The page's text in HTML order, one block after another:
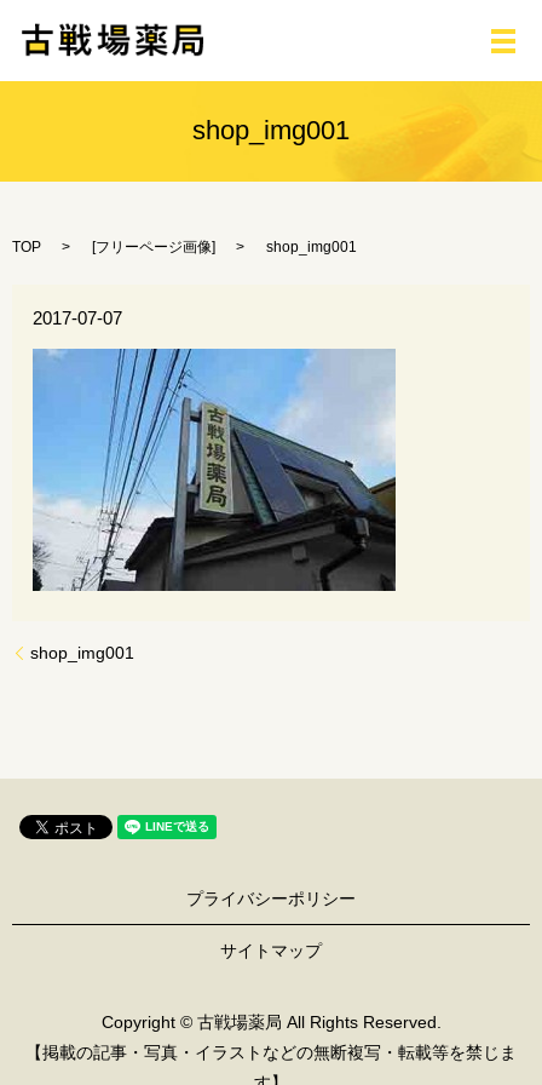
メ
shop_img001
TOP [フリーページ画像] shop_img001
2017-07-07
shop_img001
プライバシーポリシー
サイトマップ
Copyright © 古戦場薬局 All Rights Reserved.
【掲載の記事・写真・イラストなどの無断複写・転載等を禁じま